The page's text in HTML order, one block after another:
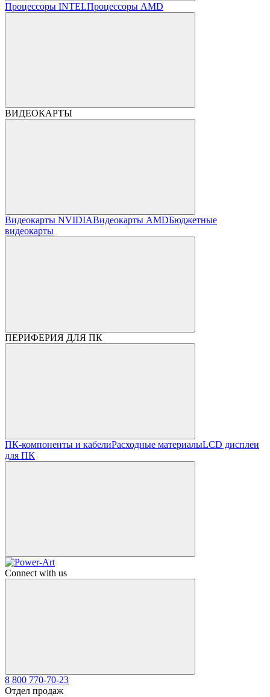
Процессоры INTELПроцессоры AMD
ВИДЕОКАРТЫ
Видеокарты NVIDIAВидеокарты AMDБюджетные
видеокарты
ПЕРИФЕРИЯ ДЛЯ ПК
ПК-компоненты и кабелиРасходные материалыLCD дисплеи
для ПК
Connect with us
8 800 770-70-23
Отдел продаж